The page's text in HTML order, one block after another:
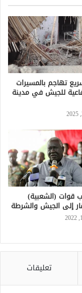
تهاجم بالمسيرات
للجيش في مدينة
قوات (الشعبية)
إلى الجيش والشرطة
تعليقات